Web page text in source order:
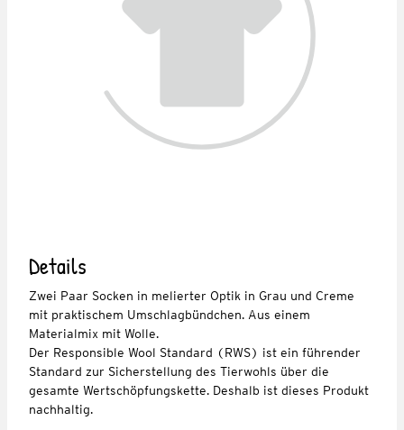
Details
Zwei Paar Socken in melierter Optik in Grau und Creme
mit praktischem Umschlagbündchen. Aus einem
Materialmix mit Wolle.
Der Responsible Wool Standard (RWS) ist ein führender
Standard zur Sicherstellung des Tierwohls über die
gesamte Wertschöpfungskette. Deshalb ist dieses Produkt
nachhaltig.